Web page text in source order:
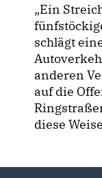
Ein
schlägt
anderen
auf die
diese